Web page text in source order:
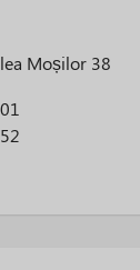
Moșilor 38